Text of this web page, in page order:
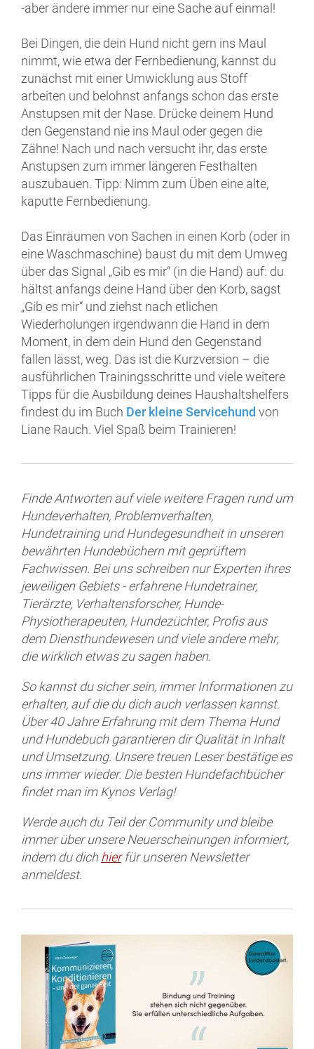
-aber ändere immer nur eine Sache auf einmal!
Bei Dingen, die dein Hund nicht gern ins Maul
nimmt, wie etwa der Fernbedienung, kannst du
zunächst mit einer Umwicklung aus Stoff
arbeiten und belohnst anfangs schon das erste
Anstupsen mit der Nase. Drücke deinem Hund
den Gegenstand nie ins Maul oder gegen die
Zähne! Nach und nach versucht ihr, das erste
Anstupsen zum immer längeren Festhalten
auszubauen. Tipp: Nimm zum Üben eine alte,
kaputte Fernbedienung.
Das Einräumen von Sachen in einen Korb (oder in
eine Waschmaschine) baust du mit dem Umweg
über das Signal „Gib es mir“ (in die Hand) auf: du
hältst anfangs deine Hand über den Korb, sagst
„Gib es mir“ und ziehst nach etlichen
Wiederholungen irgendwann die Hand in dem
Moment, in dem dein Hund den Gegenstand
fallen lässt, weg. Das ist die Kurzversion – die
ausführlichen Trainingsschritte und viele weitere
Tipps für die Ausbildung deines Haushaltshelfers
findest du im Buch Der kleine Servicehund von
Liane Rauch. Viel Spaß beim Trainieren!
Finde Antworten auf viele weitere Fragen rund um
Hundeverhalten, Problemverhalten,
Hundetraining und Hundegesundheit in unseren
bewährten Hundebüchern mit geprüftem
Fachwissen. Bei uns schreiben nur Experten ihres
jeweiligen Gebiets - erfahrene Hundetrainer,
Tierärzte, Verhaltensforscher, Hunde-
Physiotherapeuten, Hundezüchter, Profis aus
dem Diensthundewesen und viele andere mehr,
die wirklich etwas zu sagen haben.
So kannst du sicher sein, immer Informationen zu
erhalten, auf die du dich auch verlassen kannst.
Über 40 Jahre Erfahrung mit dem Thema Hund
und Hundebuch garantieren dir Qualität in Inhalt
und Umsetzung. Unsere treuen Leser bestätige es
uns immer wieder. Die besten Hundefachbücher
findet man im Kynos Verlag!
Werde auch du Teil der Community und bleibe
immer über unsere Neuerscheinungen informiert,
indem du dichhierfür unseren Newsletter
anmeldest.